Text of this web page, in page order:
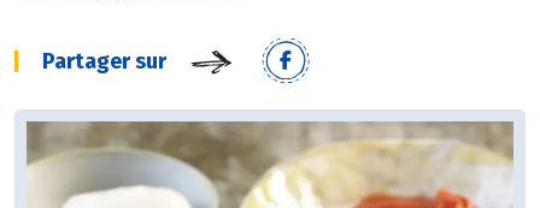
Partager sur